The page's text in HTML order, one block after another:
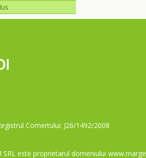
Comertului: J26/1492/2008
SRL este proprietarul domeniului